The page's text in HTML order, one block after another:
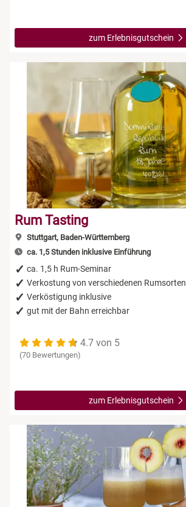
zum Erlebnisgutschein
Rum Tasting
Stuttgart, Baden-Württemberg
ca. 1,5 Stunden inklusive Einführung
ca. 1,5 h Rum-Seminar
Verkostung von verschiedenen Rumsorten
Verköstigung inklusive
gut mit der Bahn erreichbar
4.7 von 5
(70 Bewertungen)
zum Erlebnisgutschein